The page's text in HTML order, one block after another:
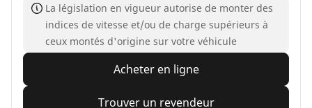
La législation en vigueur autorise de monter des
indices de vitesse et/ou de charge supérieurs à
ceux montés d'origine sur votre véhicule
Acheter en ligne
Trouver un revendeur